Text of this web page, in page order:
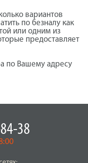
вариантов
по безналу как
или одним из
предоставляет
по Вашему адресу
38